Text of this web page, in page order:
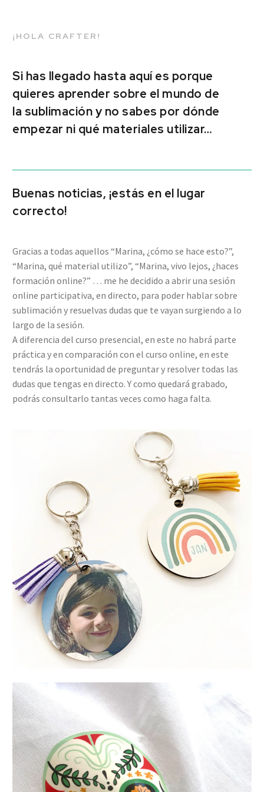
¡HOLA CRAFTER!
Si has llegado hasta aquí es porque
quieres aprender sobre el mundo de
la sublimación y no sabes por dónde
empezar ni qué materiales utilizar…
Buenas noticias, ¡estás en el lugar
correcto!
Gracias a todas aquellos “Marina, ¿cómo se hace esto?”,
“Marina, qué material utilizo”, “Marina, vivo lejos, ¿haces
formación online?” … me he decidido a abrir una sesión
online participativa, en directo, para poder hablar sobre
sublimación y resuelvas dudas que te vayan surgiendo a lo
largo de la sesión.
A diferencia del curso presencial, en este no habrá parte
práctica y en comparación con el curso online, en este
tendrás la oportunidad de preguntar y resolver todas las
dudas que tengas en directo. Y como quedará grabado,
podrás consultarlo tantas veces como haga falta.